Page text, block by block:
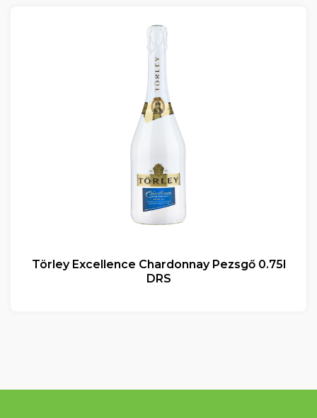
Törley Excellence Chardonnay Pezsgő 0.75l
DRS